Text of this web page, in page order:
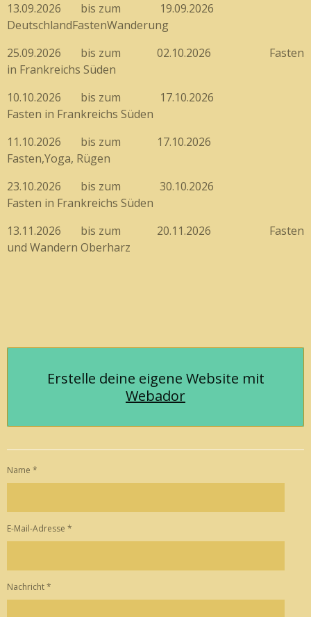
13.09.2026 bis zum 19.09.2026
DeutschlandFastenWanderung
25.09.2026 bis zum 02.10.2026 Fasten
in Frankreichs Süden
10.10.2026 bis zum 17.10.2026
Fasten in Frankreichs Süden
11.10.2026 bis zum 17.10.2026
Fasten,Yoga, Rügen
23.10.2026 bis zum 30.10.2026
Fasten in Frankreichs Süden
13.11.2026 bis zum 20.11.2026 Fasten
und Wandern Oberharz
Erstelle deine eigene Website mit
Webador
Name *
E-Mail-Adresse *
Nachricht *